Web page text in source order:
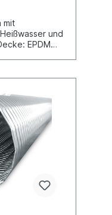
gute kurze
gut
Metall,
bis +800 °C für
+1640 °C
mit
und
EPDM